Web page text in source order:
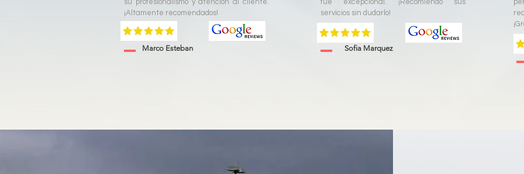
su profesionalismo y atencion al cliente.
¡Altamente recomendados!
Marco Esteban
fue excepcional. ¡Recomiendo sus
servicios sin dudarlo!
Sofia Marquez